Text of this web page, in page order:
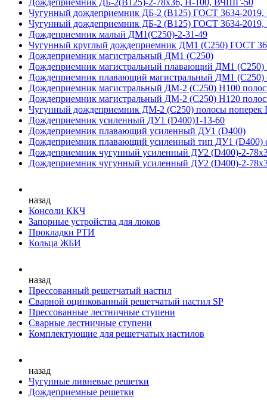
Дождеприемник ДБ-2(В125)-2-78х36, Н-100, ВЧШГ-50
Чугунный дождеприемник ДБ-2 (B125) ГОСТ 3634-2019,
Чугунный дождеприемник ДБ-2 (B125) ГОСТ 3634-2019,
Дождеприемник малый ДМ1(С250)-2-31-49
Чугунный круглый дождеприемник ДМ1 (С250) ГОСТ
Дождеприемник магистральный ДМ1 (С250)
Дождеприемник магистральный плавающий ДМ1 (С250)
Дождеприемник плавающий магистральный ДМ1 (С250)
Дождеприемник магистральный ДМ-2 (С250) H100
Дождеприемник магистральный ДМ-2 (С250) H120
Чугунный дождеприемник ДМ-2 (C250) полосы поперек
Дождеприемник усиленный ДУ1 (D400)1-13-60
Дождеприемник плавающий усиленный ДУ1 (D400)
Дождеприемник плавающий усиленный тип ДУ1 (D400)
Дождеприемник чугунный усиленный ДУ2 (D400)-2-
Дождеприемник чугунный усиленный ДУ2 (D400)-2-
назад
Консоли ККЧ
Запорные устройства для люков
Прокладки РТИ
Кольца ЖБИ
назад
Прессованный решетчатый настил
Сварной оцинкованный решетчатый настил SP
Прессованные лестничные ступени
Сварные лестничные ступени
Комплектующие для решетчатых настилов
назад
Чугунные ливневые решетки
Дождеприемные решетки